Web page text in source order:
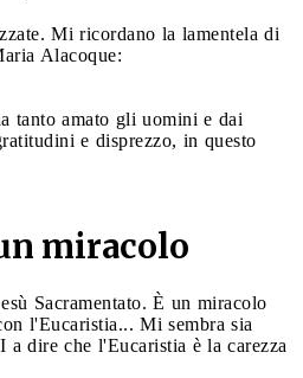
Mi ricordano la lamentela di
Alacoque:
tanto amato gli uomini e dai
e disprezzo, in questo
miracolo
Sacramentato. È un miracolo
l'Eucaristia... Mi sembra sia
a dire che l'Eucaristia è la carezza